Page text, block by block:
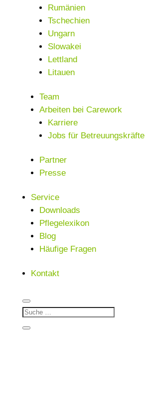
Rumänien
Tschechien
Ungarn
Slowakei
Lettland
Litauen
Team
Arbeiten bei Carework
Karriere
Jobs für Betreuungskräfte
Partner
Presse
Service
Downloads
Pflegelexikon
Blog
Häufige Fragen
Kontakt